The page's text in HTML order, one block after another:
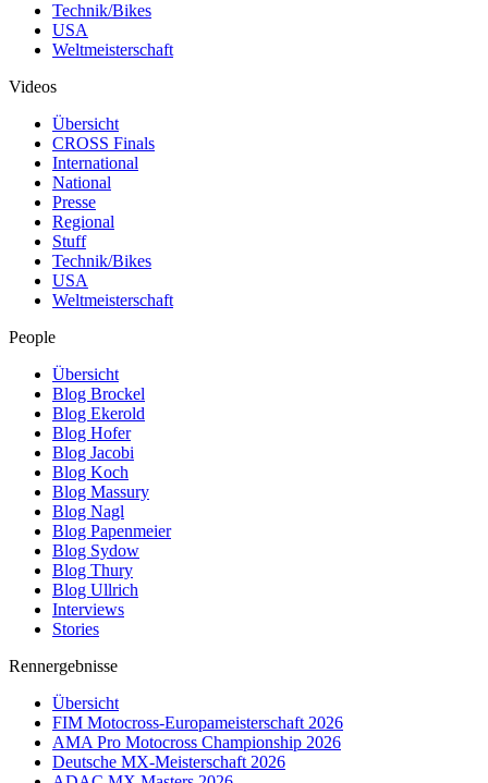
Technik/Bikes
USA
Weltmeisterschaft
Videos
Übersicht
CROSS Finals
International
National
Presse
Regional
Stuff
Technik/Bikes
USA
Weltmeisterschaft
People
Übersicht
Blog Brockel
Blog Ekerold
Blog Hofer
Blog Jacobi
Blog Koch
Blog Massury
Blog Nagl
Blog Papenmeier
Blog Sydow
Blog Thury
Blog Ullrich
Interviews
Stories
Rennergebnisse
Übersicht
FIM Motocross-Europameisterschaft 2026
AMA Pro Motocross Championship 2026
Deutsche MX-Meisterschaft 2026